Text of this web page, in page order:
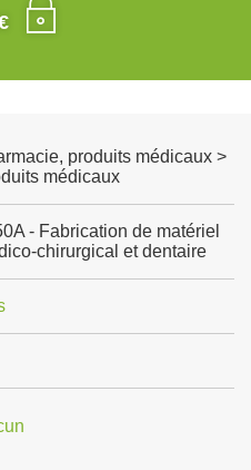
produits médicaux >
médicaux
- Fabrication de matériel
chirurgical et dentaire